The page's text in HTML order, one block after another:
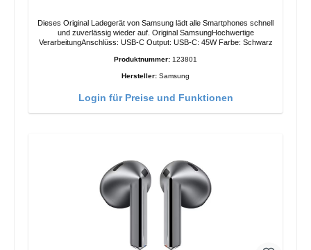
Dieses Original Ladegerät von Samsung lädt alle Smartphones schnell
und zuverlässig wieder auf. Original SamsungHochwertige
VerarbeitungAnschlüss: USB-C Output: USB-C: 45W Farbe: Schwarz
Produktnummer: 123801
Hersteller: Samsung
Login für Preise und Funktionen